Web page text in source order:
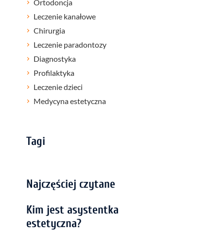
Ortodoncja
Leczenie kanałowe
Chirurgia
Leczenie paradontozy
Diagnostyka
Profilaktyka
Leczenie dzieci
Medycyna estetyczna
Tagi
Najczęściej czytane
Kim jest asystentka
estetyczna?